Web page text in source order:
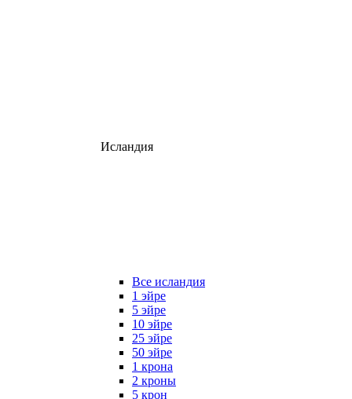
Исландия
Все исландия
1 эйре
5 эйре
10 эйре
25 эйре
50 эйре
1 крона
2 кроны
5 крон